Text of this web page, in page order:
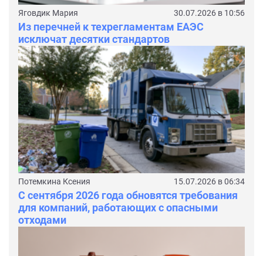
Яговдик Мария 30.07.2026 в 10:56
Из перечней к техрегламентам ЕАЭС
исключат десятки стандартов
Потемкина Ксения 15.07.2026 в 06:34
С сентября 2026 года обновятся требования
для компаний, работающих с опасными
отходами